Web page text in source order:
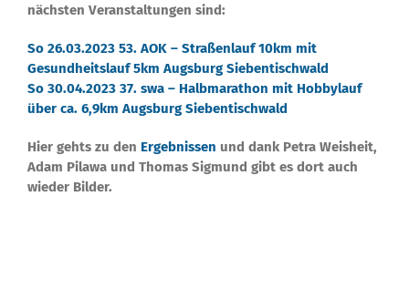
nächsten Veranstaltungen sind:
So 26.03.2023 53. AOK – Straßenlauf 10km mit
Gesundheitslauf 5km Augsburg Siebentischwald
So 30.04.2023 37. swa – Halbmarathon mit Hobbylauf
über ca. 6,9km Augsburg Siebentischwald
Hier gehts zu den Ergebnissen und dank Petra Weisheit,
Adam Pilawa und Thomas Sigmund gibt es dort auch
wieder Bilder.